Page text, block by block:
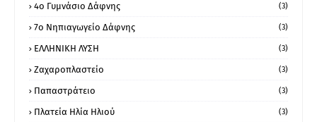
4ο Γυμνάσιο Δάφνης (3)
7ο Νηπιαγωγείο Δάφνης (3)
ΕΛΛΗΝΙΚΗ ΛΥΣΗ (3)
Ζαχαροπλαστείο (3)
Παπαστράτειο (3)
Πλατεία Ηλία Ηλιού (3)